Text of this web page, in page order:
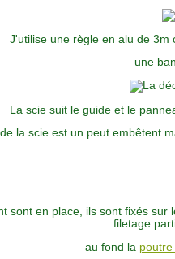
J'utilise une règle en alu de 3m
une
La scie suit le guide et le
la scie est un peut embêtent
sont en place, ils sont fixés
filetage
au fond la